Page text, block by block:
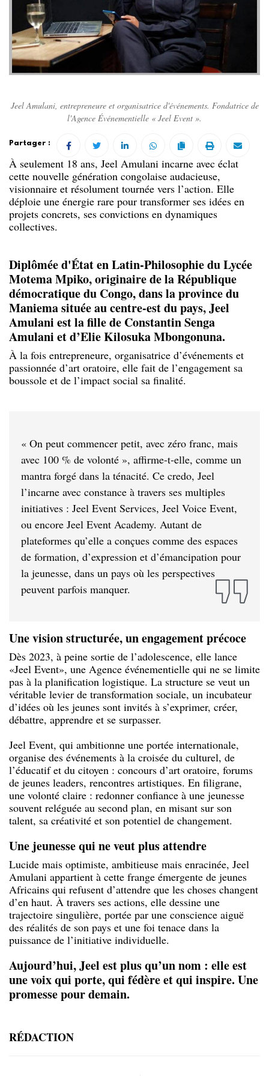
Jeel Amulani, entrepreneure et organisatrice d'événements. Fondatrice de
l'Agence Événementielle « Jeel Event ».
Partager :
À seulement 18 ans, Jeel Amulani incarne avec éclat
cette nouvelle génération congolaise audacieuse,
visionnaire et résolument tournée vers l’action. Elle
déploie une énergie rare pour transformer ses idées en
projets concrets, ses convictions en dynamiques
collectives.
Diplômée d'État en Latin-Philosophie du Lycée
Motema Mpiko, originaire de la République
démocratique du Congo, dans la province du
Maniema située au centre-est du pays, Jeel
Amulani est la fille de Constantin Senga
Amulani et d’Elie Kilosuka Mbongonuna.
À la fois entrepreneure, organisatrice d’événements et
passionnée d’art oratoire, elle fait de l’engagement sa
boussole et de l’impact social sa finalité.
« On peut commencer petit, avec zéro franc, mais
avec 100 % de volonté », affirme-t-elle, comme un
mantra forgé dans la ténacité. Ce credo, Jeel
l’incarne avec constance à travers ses multiples
initiatives : Jeel Event Services, Jeel Voice Event,
ou encore Jeel Event Academy. Autant de
plateformes qu’elle a conçues comme des espaces
de formation, d’expression et d’émancipation pour
la jeunesse, dans un pays où les perspectives
peuvent parfois manquer.
Une vision structurée, un engagement précoce
Dès 2023, à peine sortie de l’adolescence, elle lance
«Jeel Event», une Agence événementielle qui ne se limite
pas à la planification logistique. La structure se veut un
véritable levier de transformation sociale, un incubateur
d’idées où les jeunes sont invités à s’exprimer, créer,
débattre, apprendre et se surpasser.
Jeel Event, qui ambitionne une portée internationale,
organise des événements à la croisée du culturel, de
l’éducatif et du citoyen : concours d’art oratoire, forums
de jeunes leaders, rencontres artistiques. En filigrane,
une volonté claire : redonner confiance à une jeunesse
souvent reléguée au second plan, en misant sur son
talent, sa créativité et son potentiel de changement.
Une jeunesse qui ne veut plus attendre
Lucide mais optimiste, ambitieuse mais enracinée, Jeel
Amulani appartient à cette frange émergente de jeunes
Africains qui refusent d’attendre que les choses changent
d’en haut. À travers ses actions, elle dessine une
trajectoire singulière, portée par une conscience aiguë
des réalités de son pays et une foi tenace dans la
puissance de l’initiative individuelle.
Aujourd’hui, Jeel est plus qu’un nom : elle est
une voix qui porte, qui fédère et qui inspire. Une
promesse pour demain.
RÉDACTION